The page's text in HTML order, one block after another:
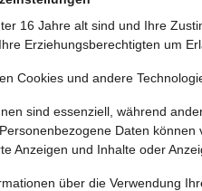
MB Nappa
16 Jahre alt sind und Ihre
Erziehungsberechtigten um
Cookies und andere
sind essenziell, während
Daten
Anzeigen und Inhalte oder
über die Verwendung